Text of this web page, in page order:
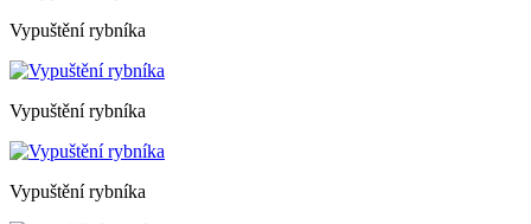
Vypuštění rybníka
Vypuštění rybníka
Vypuštění rybníka